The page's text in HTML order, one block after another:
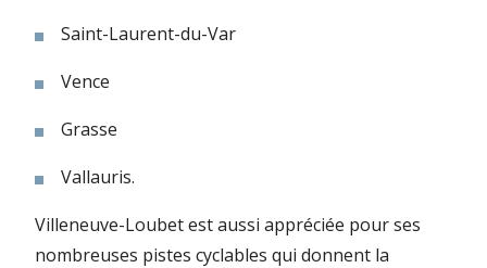
Saint-Laurent-du-Var
Vence
Grasse
Vallauris.
Villeneuve-Loubet est aussi appréciée pour ses
nombreuses pistes cyclables qui donnent la